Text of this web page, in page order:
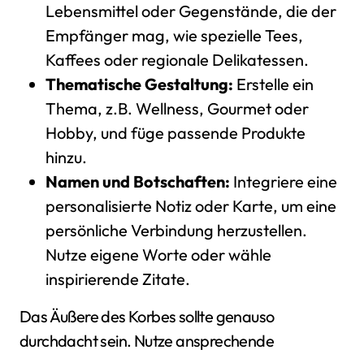
Lebensmittel oder Gegenstände, die der
Empfänger mag, wie spezielle Tees,
Kaffees oder regionale Delikatessen.
Thematische Gestaltung: Erstelle ein
Thema, z.B. Wellness, Gourmet oder
Hobby, und füge passende Produkte
hinzu.
Namen und Botschaften: Integriere eine
personalisierte Notiz oder Karte, um eine
persönliche Verbindung herzustellen.
Nutze eigene Worte oder wähle
inspirierende Zitate.
Das Äußere des Korbes sollte genauso
durchdacht sein. Nutze ansprechende